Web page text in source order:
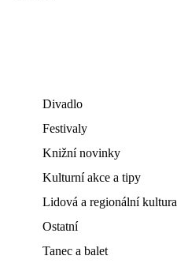
Divadlo
Festivaly
Knižní novinky
Kulturní akce a tipy
Lidová a regionální kultura
Ostatní
Tanec a balet